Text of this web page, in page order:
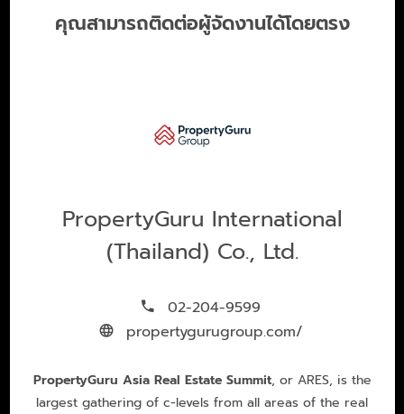
คุณสามารถติดต่อผู้จัดงานได้โดยตรง
PropertyGuru International
(Thailand) Co., Ltd.
02-204-9599
propertygurugroup.com/
PropertyGuru Asia Real Estate Summit, or ARES, is the
largest gathering of c-levels from all areas of the real